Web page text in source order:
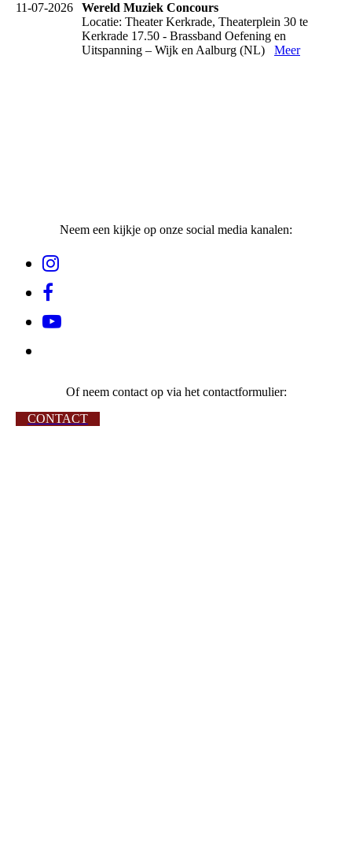
11-07-2026
Wereld Muziek Concours
Locatie: Theater Kerkrade, Theaterplein 30 te
Kerkrade 17.50 - Brassband Oefening en
Uitspanning – Wijk en Aalburg (NL) Meer
Neem een kijkje op onze social media kanalen:
Of neem contact op via het contactformulier:
CONTACT